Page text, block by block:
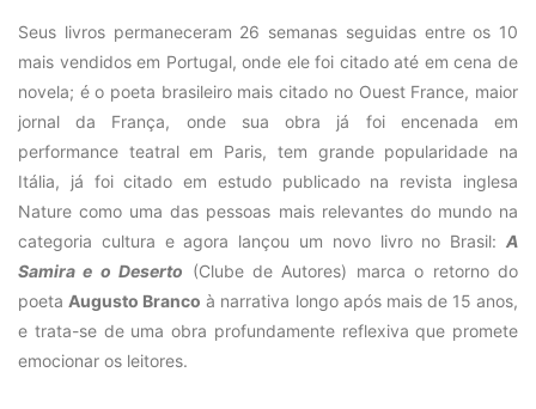
Seus livros permaneceram 26 semanas seguidas entre os 10
mais vendidos em Portugal, onde ele foi citado até em cena de
novela; é o poeta brasileiro mais citado no Ouest France, maior
jornal da França, onde sua obra já foi encenada em
performance teatral em Paris, tem grande popularidade na
Itália, já foi citado em estudo publicado na revista inglesa
Nature como uma das pessoas mais relevantes do mundo na
categoria cultura e agora lançou um novo livro no Brasil: A
Samira e o Deserto (Clube de Autores) marca o retorno do
poetaAugusto Branco à narrativa longo após mais de 15 anos,
e trata-se de uma obra profundamente reflexiva que promete
emocionar os leitores.